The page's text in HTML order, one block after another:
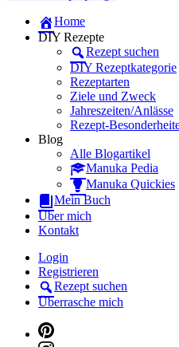
Dein interaktiver
Manuka Magic –
Dein interaktiver
Dein persönlicher interaktiver
Home
DIY Rezepte
Rezept suchen
DIY Rezeptkategorie
Rezeptarten
Ziele und Zweck
Jahreszeiten/Anlässe
Rezept-
Blog
Alle Blogartikel
Manuka Pedia
Manuka Quickies
Mein Buch
Über mich
Kontakt
Login
Registrieren
Rezept suchen
Überrasche mich